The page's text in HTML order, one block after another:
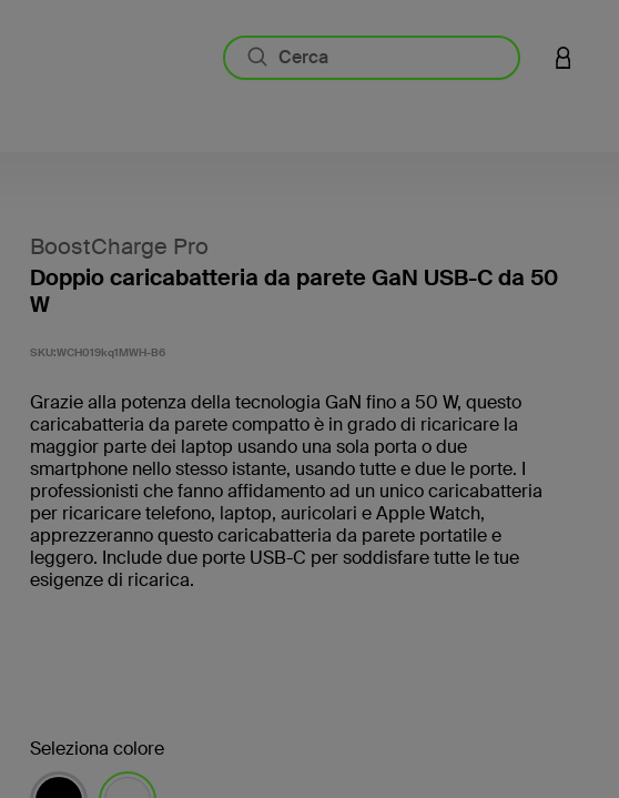
BoostCharge Pro
Doppio caricabatteria da parete GaN USB-C da 50
W
SKU:WCH019kq1MWH-B6
Grazie alla potenza della tecnologia GaN fino a 50 W, questo
caricabatteria da parete compatto è in grado di ricaricare la
maggior parte dei laptop usando una sola porta o due
smartphone nello stesso istante, usando tutte e due le porte. I
professionisti che fanno affidamento ad un unico caricabatteria
per ricaricare telefono, laptop, auricolari e Apple Watch,
apprezzeranno questo caricabatteria da parete portatile e
leggero. Include due porte USB-C per soddisfare tutte le tue
esigenze di ricarica.
Seleziona colore